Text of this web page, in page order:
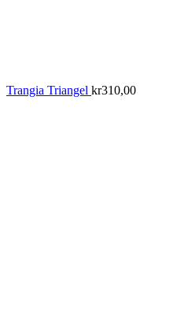
Trangia Triangel kr310,00